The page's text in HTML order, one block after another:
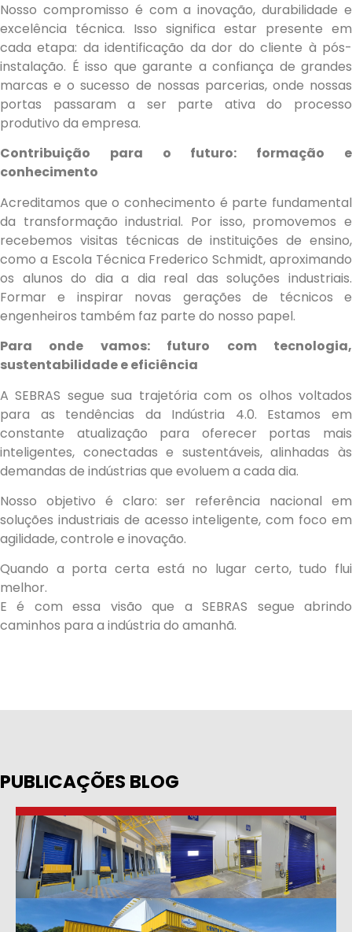
Nosso compromisso é com a inovação, durabilidade e
excelência técnica. Isso significa estar presente em
cada etapa: da identificação da dor do cliente à pós-
instalação. É isso que garante a confiança de grandes
marcas e o sucesso de nossas parcerias, onde nossas
portas passaram a ser parte ativa do processo
produtivo da empresa.
Contribuição para o futuro: formação e
conhecimento
Acreditamos que o conhecimento é parte fundamental
da transformação industrial. Por isso, promovemos e
recebemos visitas técnicas de instituições de ensino,
como a Escola Técnica Frederico Schmidt, aproximando
os alunos do dia a dia real das soluções industriais.
Formar e inspirar novas gerações de técnicos e
engenheiros também faz parte do nosso papel.
Para onde vamos: futuro com tecnologia,
sustentabilidade e eficiência
A SEBRAS segue sua trajetória com os olhos voltados
para as tendências da Indústria 4.0. Estamos em
constante atualização para oferecer portas mais
inteligentes, conectadas e sustentáveis, alinhadas às
demandas de indústrias que evoluem a cada dia.
Nosso objetivo é claro: ser referência nacional em
soluções industriais de acesso inteligente, com foco em
agilidade, controle e inovação.
Quando a porta certa está no lugar certo, tudo flui
melhor.
E é com essa visão que a SEBRAS segue abrindo
caminhos para a indústria do amanhã.
PUBLICAÇÕES BLOG